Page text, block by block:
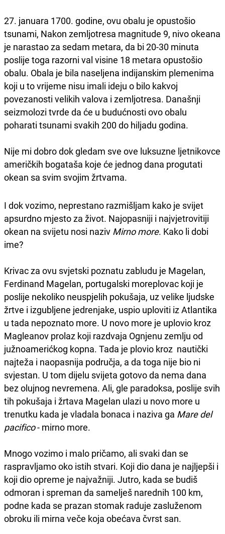
27. januara 1700. godine, ovu obalu je opustošio
tsunami, Nakon zemljotresa magnitude 9, nivo okeana
je narastao za sedam metara, da bi 20-30 minuta
poslije toga razorni val visine 18 metara opustošio
obalu. Obala je bila naseljena indijanskim plemenima
koji u to vrijeme nisu imali ideju o bilo kakvoj
povezanosti velikih valova i zemljotresa. Današnji
seizmolozi tvrde da će u budućnosti ovo obalu
poharati tsunami svakih 200 do hiljadu godina.
Nije mi dobro dok gledam sve ove luksuzne ljetnikovce
američkih bogataša koje će jednog dana progutati
okean sa svim svojim žrtvama.
I dok vozimo, neprestano razmišljam kako je svijet
apsurdno mjesto za život. Najopasniji i najvjetrovitiji
okean na svijetu nosi naziv Mirno more. Kako li dobi
ime?
Krivac za ovu svjetski poznatu zabludu je Magelan,
Ferdinand Magelan, portugalski moreplovac koji je
poslije nekoliko neuspjelih pokušaja, uz velike ljudske
žrtve i izgubljene jedrenjake, uspio uploviti iz Atlantika
u tada nepoznato more. U novo more je uplovio kroz
Magleanov prolaz koji razdvaja Ognjenu zemlju od
južnoamerićkog kopna. Tada je plovio kroz nautički
najteža i naopasnija područja, a da toga nije bio ni
svjestan. U tom dijelu svijeta gotovo da nema dana
bez olujnog nevremena. Ali, gle paradoksa, poslije svih
tih pokušaja i žrtava Magelan ulazi u novo more u
trenutku kada je vladala bonaca i naziva ga Mare del
pacifico- mirno more.
Mnogo vozimo i malo pričamo, ali svaki dan se
raspravljamo oko istih stvari. Koji dio dana je najljepši i
koji dio opreme je najvažniji. Jutro, kada se budiš
odmoran i spreman da samelješ narednih 100 km,
podne kada se prazan stomak raduje zasluženom
obroku ili mirna veče koja obećava čvrst san.